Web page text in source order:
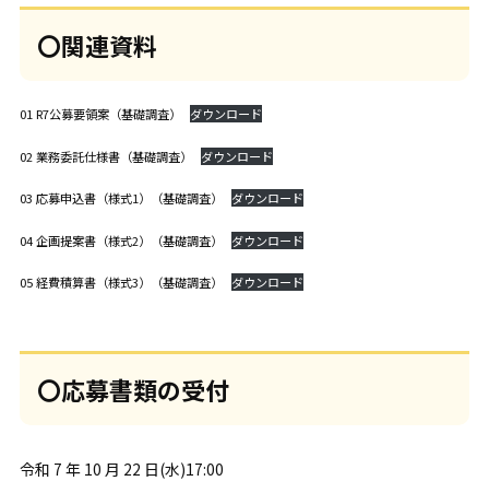
〇関連資料
01 R7公募要領案（基礎調査） ダウンロード
02 業務委託仕様書（基礎調査） ダウンロード
03 応募申込書（様式1）（基礎調査） ダウンロード
04 企画提案書（様式2）（基礎調査） ダウンロード
05 経費積算書（様式3）（基礎調査） ダウンロード
〇応募書類の受付
令和 7 年 10 月 22 日(水)17:00